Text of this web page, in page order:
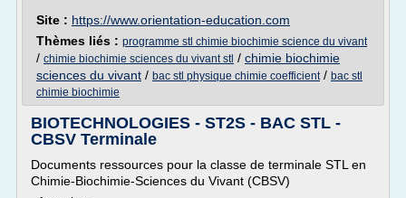
Site : https://www.orientation-education.com
Thèmes liés : programme stl chimie biochimie science du vivant
/ chimie biochimie sciences du vivant stl / chimie biochimie
sciences du vivant / bac stl physique chimie coefficient/ bac stl
chimie biochimie
BIOTECHNOLOGIES - ST2S - BAC STL -
CBSV Terminale
Documents ressources pour la classe de terminale STL en
Chimie-Biochimie-Sciences du Vivant (CBSV)